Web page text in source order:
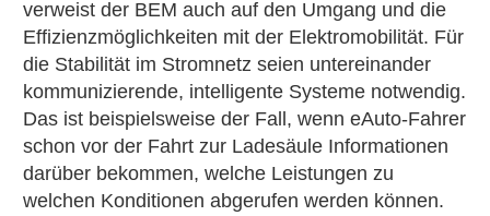
verweist der BEM auch auf den Umgang und die
Effizienzmöglichkeiten mit der Elektromobilität. Für
die Stabilität im Stromnetz seien untereinander
kommunizierende, intelligente Systeme notwendig.
Das ist beispielsweise der Fall, wenn eAuto-Fahrer
schon vor der Fahrt zur Ladesäule Informationen
darüber bekommen, welche Leistungen zu
welchen Konditionen abgerufen werden können.